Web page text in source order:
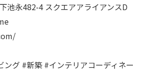
池永482-4 スクエアアライアンスD
ング #新築 #インテリアコーディネー